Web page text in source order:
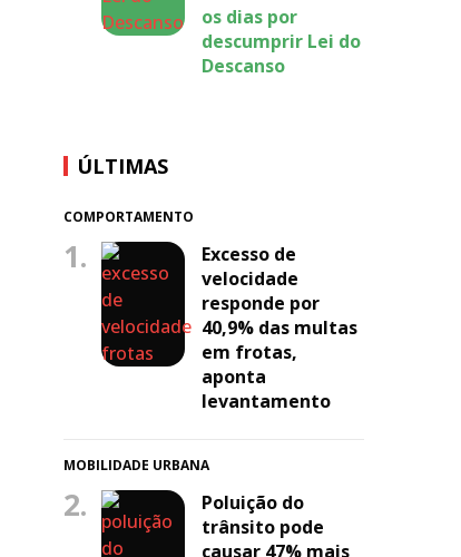
os dias por
descumprir Lei do
Descanso
ÚLTIMAS
COMPORTAMENTO
1.
Excesso de
velocidade
responde por
40,9% das multas
em frotas,
aponta
levantamento
MOBILIDADE URBANA
2.
Poluição do
trânsito pode
causar 47% mais